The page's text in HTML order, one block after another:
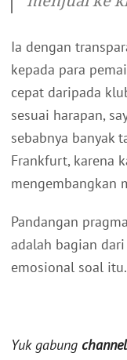
Ia dengan
kepada para
cepat daripada
sesuai harapan,
sebabnya banyak
Frankfurt, karena
mengembangkan
Pandangan
adalah bagian
emosional soal
Yuk gabung